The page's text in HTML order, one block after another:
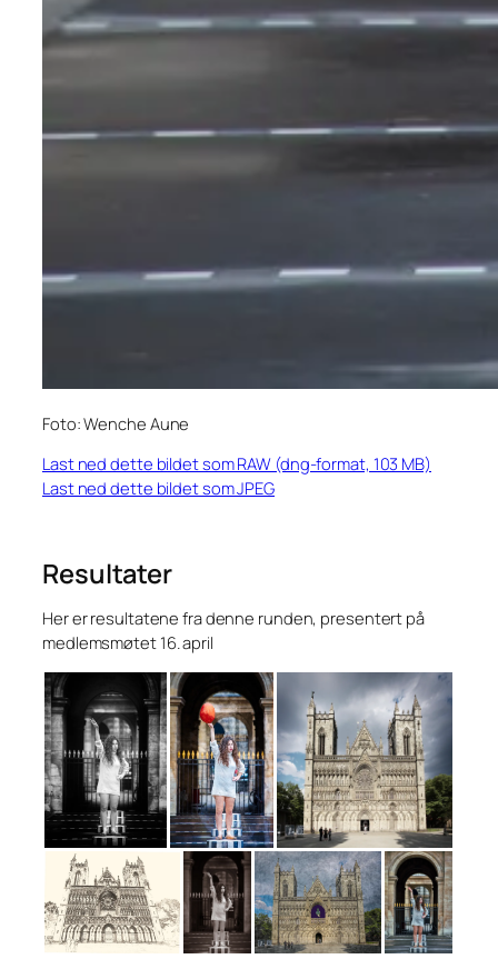
Foto: Wenche Aune
Last ned dette bildet som RAW (dng-format, 103 MB)
Last ned dette bildet som JPEG
Resultater
Her er resultatene fra denne runden, presentert på
medlemsmøtet 16. april